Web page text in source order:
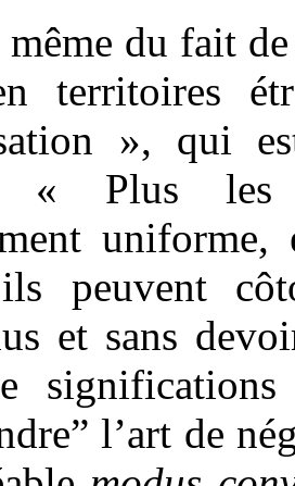
du fait
territoires
», qui
« Plus les
uniforme,
peuvent
et sans
l’art de